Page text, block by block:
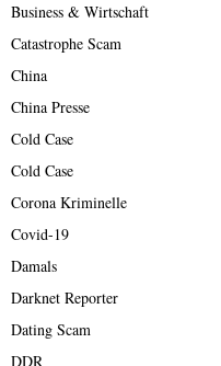
Business & Wirtschaft
Catastrophe Scam
China
China Presse
Cold Case
Cold Case
Corona Kriminelle
Covid-19
Damals
Darknet Reporter
Dating Scam
DDR